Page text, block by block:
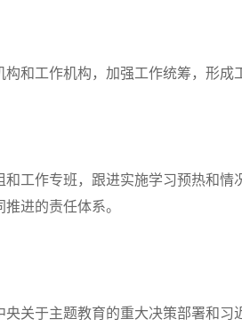
工作机构，加强工作统筹，形成
作专班，跟进实施学习预热和情
进的责任体系。
于主题教育的重大决策部署和习